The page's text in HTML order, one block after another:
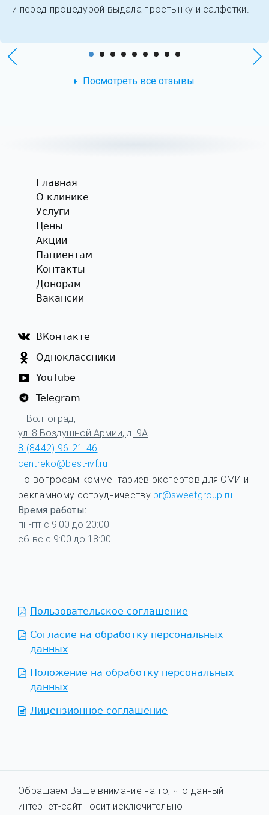
и перед процедурой выдала простынку и салфетки.
Посмотреть все отзывы
Главная
О клинике
Услуги
Цены
Акции
Пациентам
Контакты
Донорам
Вакансии
ВКонтакте
Одноклассники
YouTube
Telegram
г. Волгоград,
ул. 8 Воздушной Армии, д. 9А
8 (8442) 96-21-46
centreko@best-ivf.ru
По вопросам комментариев экспертов для СМИ и
рекламному сотрудничеству pr@sweetgroup.ru
Время работы:
пн-пт с 9:00 до 20:00
сб-вс с 9:00 до 18:00
Пользовательское соглашение
Согласие на обработку персональных
данных
Положение на обработку персональных
данных
Лицензионное соглашение
Обращаем Ваше внимание на то, что данный
интернет-сайт носит исключительно